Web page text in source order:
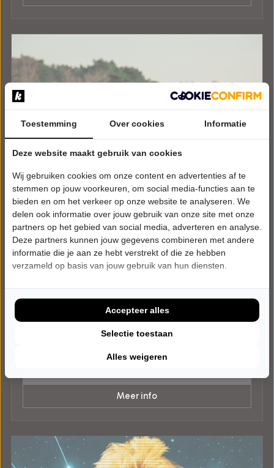
The Lasses
Parkstad Limburg Theaters NV
Meer info
Toestemming Over cookies Informatie
Deze website maakt gebruik van cookies
Wij gebruiken cookies om onze content en advertenties af te
stemmen op jouw voorkeuren, om social media-functies aan te
bieden en om het verkeer op onze website te analyseren. We
delen ook informatie over jouw gebruik van onze site met onze
partners op het gebied van social media, adverteren en analyse.
Deze partners kunnen jouw gegevens combineren met andere
informatie die je aan ze hebt verstrekt of die ze hebben
verzameld op basis van jouw gebruik van hun diensten.
Alles weigeren
Selectie toestaan
Accepteer alles